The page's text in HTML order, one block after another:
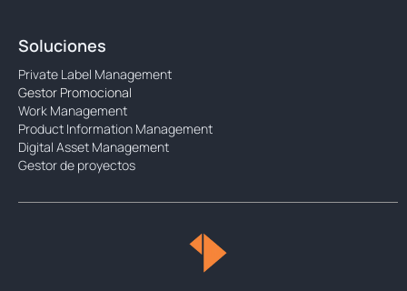
Soluciones
Private Label Management
Gestor Promocional
Work Management
Product Information Management
Digital Asset Management
Gestor de proyectos